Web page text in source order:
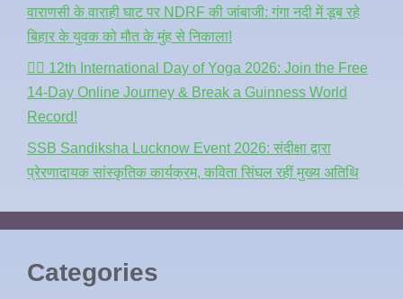
वाराणसी के वाराही घाट पर NDRF की जांबाजी: गंगा नदी में डूब रहे
बिहार के युवक को मौत के मुंह से निकाला!
🧘‍♂️ 12th International Day of Yoga 2026: Join the Free
14-Day Online Journey & Break a Guinness World
Record!
SSB Sandiksha Lucknow Event 2026: संदीक्षा द्वारा
प्रेरणादायक सांस्कृतिक कार्यक्रम, कविता सिंघल रहीं मुख्य अतिथि
Categories